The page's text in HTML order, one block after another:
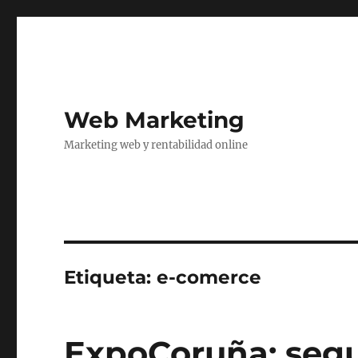
Web Marketing
Marketing web y rentabilidad online
Etiqueta:e-comerce